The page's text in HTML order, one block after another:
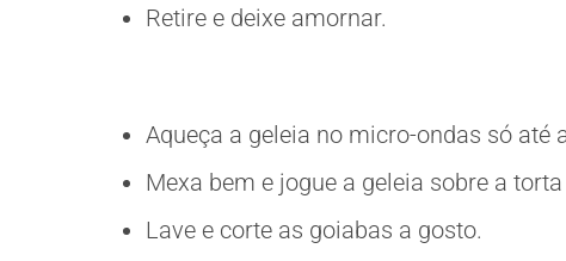
Retire e deixe amornar.
Aqueça a geleia no micro-ondas só
Mexa bem e jogue a geleia sobre a
Lave e corte as goiabas a gosto.